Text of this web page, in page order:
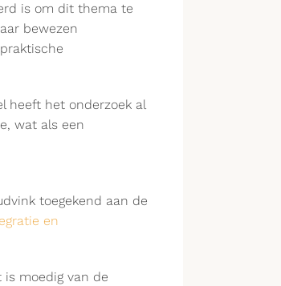
is om dit thema te
bewezen
heeft het onderzoek al
wat als een
toegekend aan de
en
moedig van de